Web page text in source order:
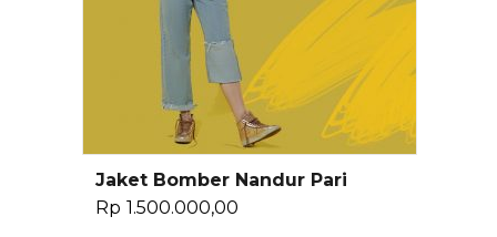
Pilih Opsi
Jaket Bomber Nandur Pari
Rp 1.500.000,00